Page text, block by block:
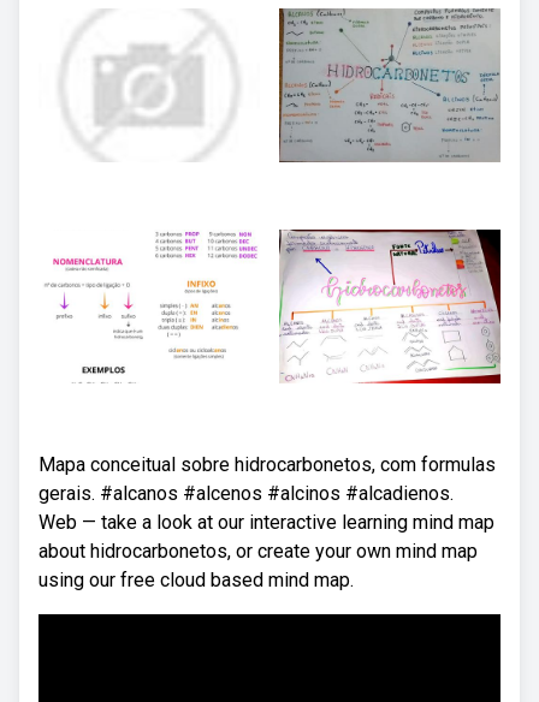
Mapa conceitual sobre hidrocarbonetos, com formulas
gerais. #alcanos #alcenos #alcinos #alcadienos.
Web — take a look at our interactive learning mind map
about hidrocarbonetos, or create your own mind map
using our free cloud based mind map.